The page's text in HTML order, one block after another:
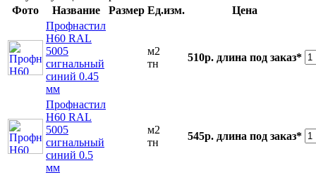
Фото
Название Размер Ед.изм.
Цена
Профнастил
Н60 RAL
5005
сигнальный
синий 0.45
мм
м2
тн
510р. длина под заказ*
Профнастил
Н60 RAL
5005
сигнальный
синий 0.5
мм
м2
тн
545р. длина под заказ*